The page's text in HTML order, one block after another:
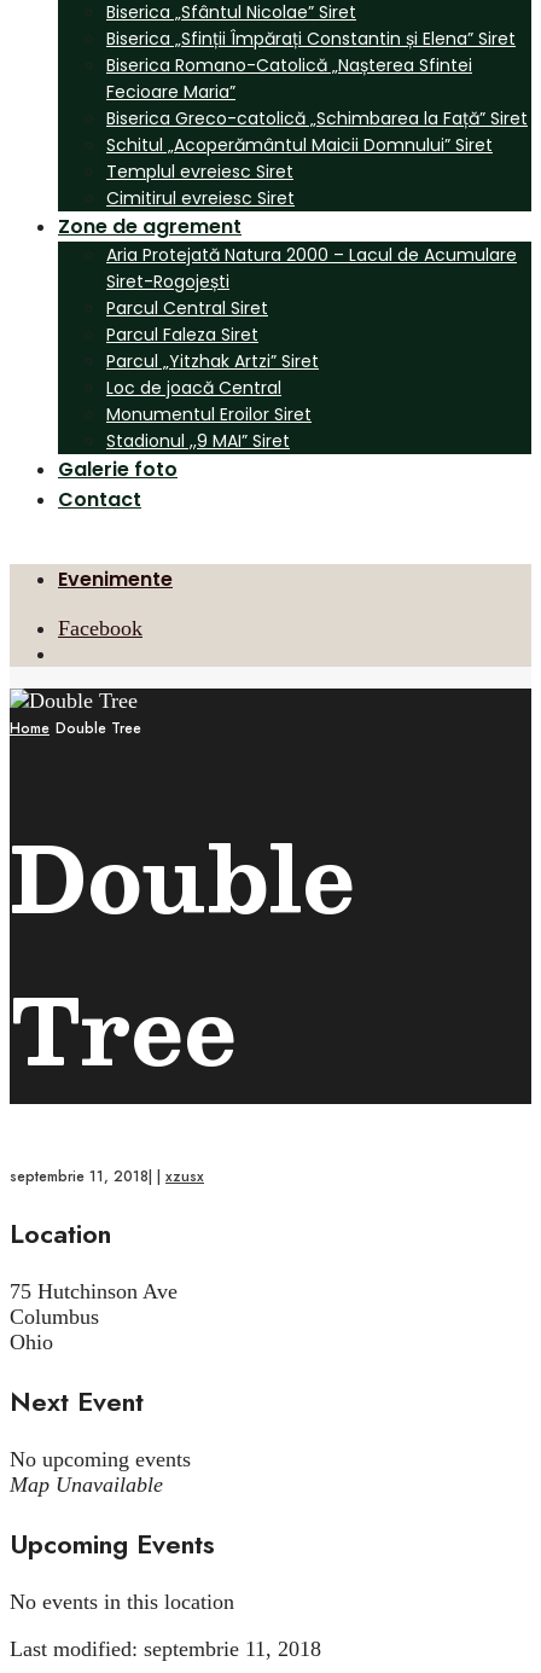
Biserica „Sfântul Nicolae” Siret
Biserica „Sfinții Împărați Constantin și Elena” Siret
Biserica Romano-Catolică „Nașterea Sfintei
Fecioare Maria”
Biserica Greco-catolică „Schimbarea la Față” Siret
Schitul „Acoperământul Maicii Domnului” Siret
Templul evreiesc Siret
Cimitirul evreiesc Siret
Zone de agrement
Aria Protejată Natura 2000 – Lacul de Acumulare
Siret-Rogojești
Parcul Central Siret
Parcul Faleza Siret
Parcul „Yitzhak Artzi” Siret
Loc de joacă Central
Monumentul Eroilor Siret
Stadionul ,,9 MAI” Siret
Galerie foto
Contact
Evenimente
Facebook
Window
Home Double Tree
Double
Tree
septembrie 11, 2018| | xzusx
Location
75 Hutchinson Ave
Columbus
Ohio
Next Event
No upcoming events
Map Unavailable
Upcoming Events
No events in this location
Last modified: septembrie 11, 2018